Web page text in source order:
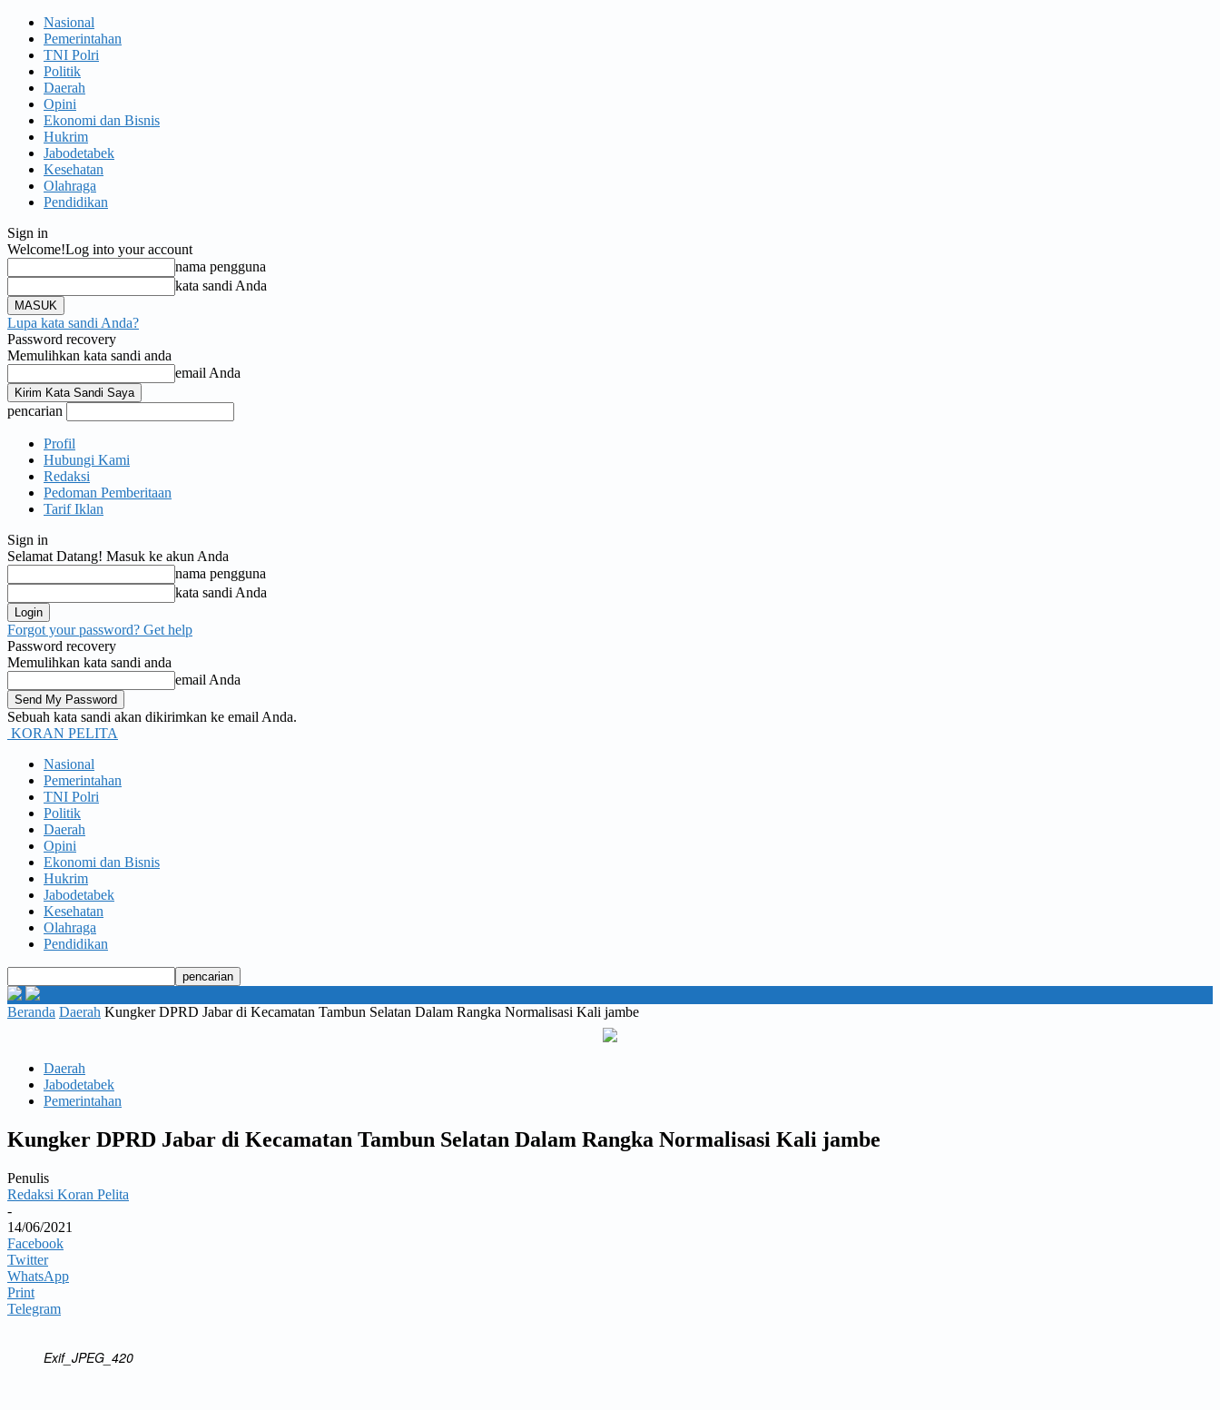
Nasional
Pemerintahan
TNI Polri
Politik
Daerah
Opini
Ekonomi dan Bisnis
Hukrim
Jabodetabek
Kesehatan
Olahraga
Pendidikan
Sign in
Welcome!Log into your account
nama pengguna
kata sandi Anda
Lupa kata sandi Anda?
Password recovery
Memulihkan kata sandi anda
email Anda
pencarian
Profil
Hubungi Kami
Redaksi
Pedoman Pemberitaan
Tarif Iklan
Sign in
Selamat Datang! Masuk ke akun Anda
nama pengguna
kata sandi Anda
Forgot your password? Get help
Password recovery
Memulihkan kata sandi anda
email Anda
Sebuah kata sandi akan dikirimkan ke email Anda.
KORAN PELITA
Nasional
Pemerintahan
TNI Polri
Politik
Daerah
Opini
Ekonomi dan Bisnis
Hukrim
Jabodetabek
Kesehatan
Olahraga
Pendidikan
Beranda Daerah Kungker DPRD Jabar di Kecamatan Tambun Selatan Dalam Rangka Normalisasi Kali jambe
Daerah
Jabodetabek
Pemerintahan
Kungker DPRD Jabar di Kecamatan Tambun Selatan Dalam Rangka Normalisasi Kali jambe
Penulis
Redaksi Koran Pelita
-
14/06/2021
Facebook
Twitter
WhatsApp
Print
Telegram
Exif_JPEG_420